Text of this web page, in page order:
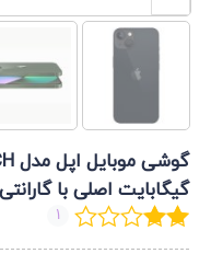
گیگابایت اصلی با
1